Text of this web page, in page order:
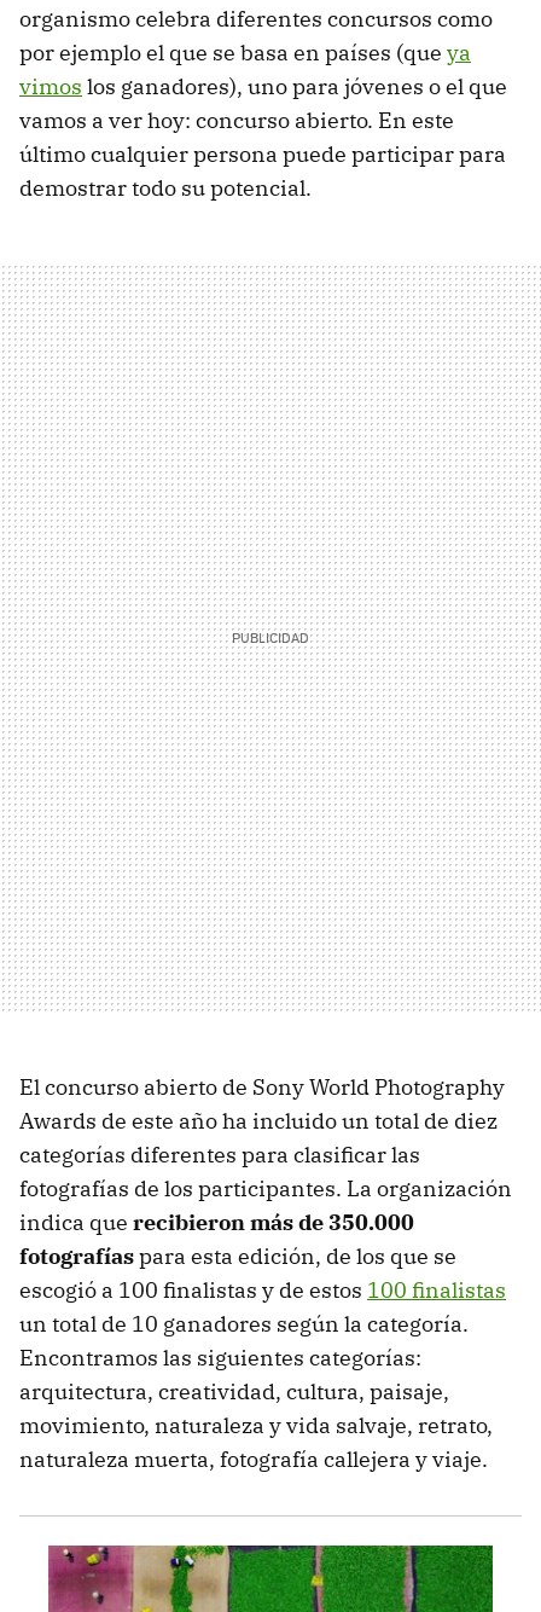
organismo celebra diferentes concursos como
por ejemplo el que se basa en países (que ya
vimos los ganadores), uno para jóvenes o el que
vamos a ver hoy: concurso abierto. En este
último cualquier persona puede participar para
demostrar todo su potencial.
El concurso abierto de Sony World Photography
Awards de este año ha incluido un total de diez
categorías diferentes para clasificar las
fotografías de los participantes. La organización
indica que recibieron más de 350.000
fotografíaspara esta edición, de los que se
escogió a 100 finalistas y de estos 100 finalistas
un total de 10 ganadores según la categoría.
Encontramos las siguientes categorías:
arquitectura, creatividad, cultura, paisaje,
movimiento, naturaleza y vida salvaje, retrato,
naturaleza muerta, fotografía callejera y viaje.